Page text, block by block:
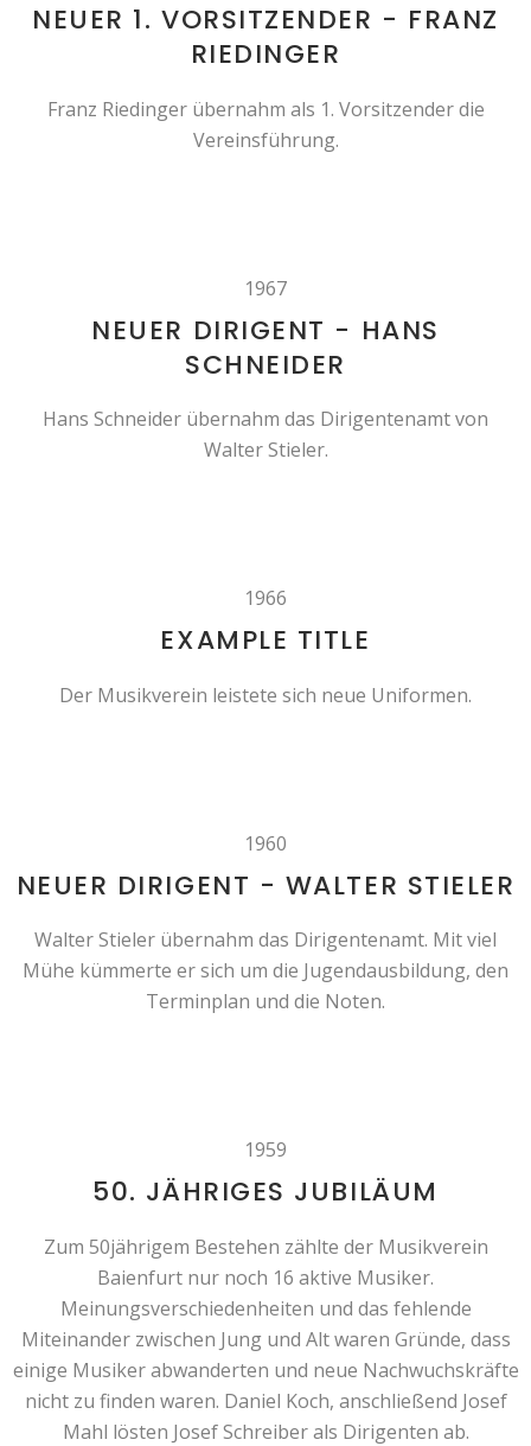
NEUER 1. VORSITZENDER - FRANZ
RIEDINGER
Franz Riedinger übernahm als 1. Vorsitzender die
Vereinsführung.
1967
NEUER DIRIGENT - HANS
SCHNEIDER
Hans Schneider übernahm das Dirigentenamt von
Walter Stieler.
1966
EXAMPLE TITLE
Der Musikverein leistete sich neue Uniformen.
1960
NEUER DIRIGENT - WALTER STIELER
Walter Stieler übernahm das Dirigentenamt. Mit viel
Mühe kümmerte er sich um die Jugendausbildung, den
Terminplan und die Noten.
1959
50. JÄHRIGES JUBILÄUM
Zum 50jährigem Bestehen zählte der Musikverein
Baienfurt nur noch 16 aktive Musiker.
Meinungsverschiedenheiten und das fehlende
Miteinander zwischen Jung und Alt waren Gründe, dass
einige Musiker abwanderten und neue Nachwuchskräfte
nicht zu finden waren. Daniel Koch, anschließend Josef
Mahl lösten Josef Schreiber als Dirigenten ab.